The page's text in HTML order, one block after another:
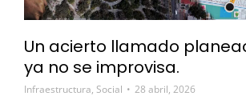
Un acierto llamado
ya no se improvisa.
Infraestructura, Social 28 abril, 2026